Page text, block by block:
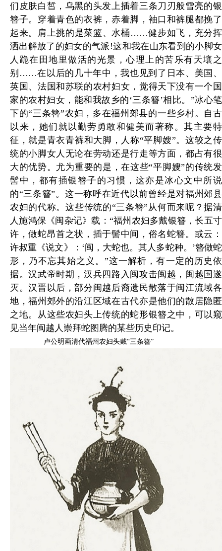
们皮肤白皙，乌黑的头发上插着三条刀刃般雪亮的银
簪子。穿着青色的衣裤，赤着脚，袖口和裤腿都挽了
起来。肩上挑的是菜篮、水桶……健步如飞，充分挥
洒出解放了的妇女的气派!这和我在山东看到的小脚女
人跪在田地里做活的光景，心理上的苦乐有天壤之
别……在以后的几十年中，我也见到了日本、美国、
英国、法国和苏联的农村妇女，觉得天下没有一个国
家的农村妇女，能和我故乡的‘三条簪’相比。”冰心笔
下的“三条簪”农妇，多在福州郊县的一些乡村。自古
以来，她们就以勤劳勇敢和健美而著称。其主要特
征，就是青衣青裤和大脚，人称“平脚嫂”。这较之传
统的小脚女人无论在劳动还是行走等方面，都占有很
大的优势。尤为重要的是，在这些“平脚嫂”的传统发
髻中，都有插银簪子的习惯，这亦是冰心文中所说
的“三条簪”。这一称呼在近代以前曾经是对福州郊县
农妇的代称。这些传统的“三条簪”从何而来呢？据清
人施鸿保《闽杂记》载：“福州农妇多戴银簪，长五寸
许，做蛇昂首之状，插于髻中间，俗名蛇簪。或云：
许叔重《说文》：‘闽，大蛇也。其人多蛇种。’簪做蛇
形，乃不忘其始之义。”这一解析，有一定的历史依
据。汉武帝时期，汉兵四路入闽攻击闽越，闽越国遂
灭。汉晋以后，部分闽越后裔遗民散落于闽江流域各
地，福州郊外的沿江区域在古代亦是他们的散居隐匿
之地。从这些农妇头上传统的蛇形银簪之中，可以窥
见当年闽越人崇拜蛇图腾的某些历史印记。
卢公明画清代福州农妇头戴“三条簪”